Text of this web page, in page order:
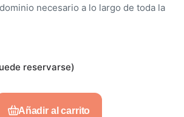
necesario a lo largo de toda la
reservarse)
Añadir al carrito